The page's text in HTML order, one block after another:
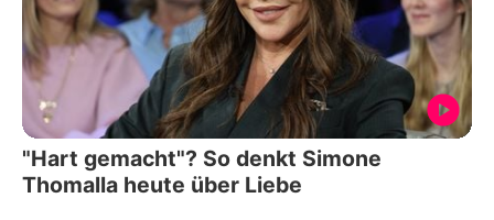
"Hart gemacht"? So denkt Simone
Thomalla heute über Liebe